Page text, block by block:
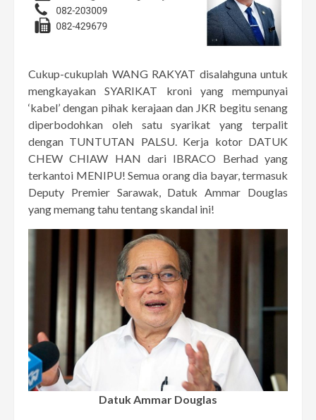
Cukup-cukuplah WANG RAKYAT disalahguna untuk
mengkayakan SYARIKAT kroni yang mempunyai
‘kabel’ dengan pihak kerajaan dan JKR begitu senang
diperbodohkan oleh satu syarikat yang terpalit
dengan TUNTUTAN PALSU. Kerja kotor DATUK
CHEW CHIAW HAN dari IBRACO Berhad yang
terkantoi MENIPU! Semua orang dia bayar, termasuk
Deputy Premier Sarawak, Datuk Ammar Douglas
yang memang tahu tentang skandal ini!
Datuk Ammar Douglas